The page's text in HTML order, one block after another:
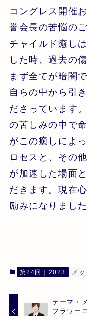
コングレス開催
誉会長の苦悩の
チャイルド癒し
した時、過去の
まず全てが暗闇
自らの中から引
ださっています
の苦しみの中で
がこの癒しによ
ロセスと、その
が加速した場面
だきます。現在
励みになりまし
第24回｜2023 メ
テーマ・
フラワー